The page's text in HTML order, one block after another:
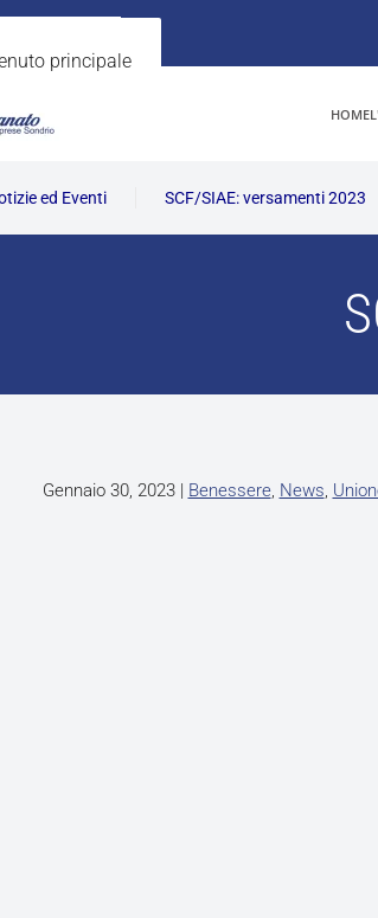
principale
HOME
ed Eventi SCF/SIAE: versamenti 2023
Gennaio 30, 2023| Benessere, News,